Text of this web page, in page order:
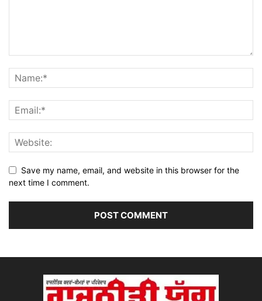
Save my name, email, and website in this browser for the
next time I comment.